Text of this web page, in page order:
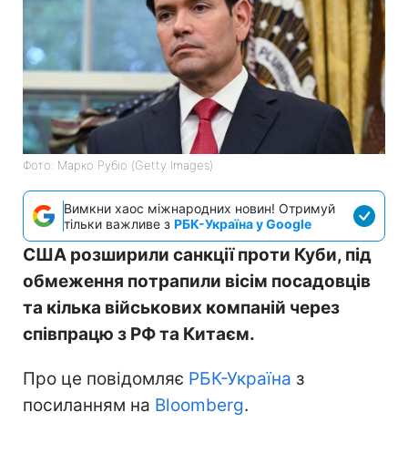
Фото: Марко Рубіо (Getty Images)
Вимкни хаос міжнародних новин! Отримуй
тільки важливе з РБК-Україна у Google
США розширили санкції проти Куби, під
обмеження потрапили вісім посадовців
та кілька військових компаній через
співпрацю з РФ та Китаєм.
Про це повідомляє РБК-Україна з
посиланням на Bloomberg.